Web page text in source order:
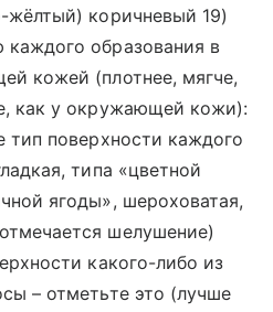
коричневый 19)
образования в
кожей (плотнее, мягче,
как у окружающей кожи):
тип поверхности каждого
типа «цветной
ягоды», шероховатая,
шелушение)
какого-либо из
– отметьте это (лучше